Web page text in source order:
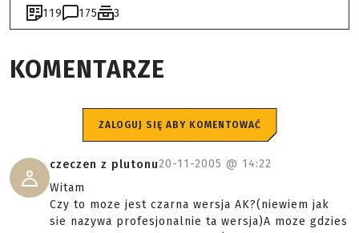
119 175 3
KOMENTARZE
ZALOGUJ SIĘ ABY KOMENTOWAĆ
czeczen z plutonu20-11-2005 @ 14:22
Witam
Czy to moze jest czarna wersja AK?(niewiem jak
sie nazywa profesjonalnie ta wersja)A moze gdzies